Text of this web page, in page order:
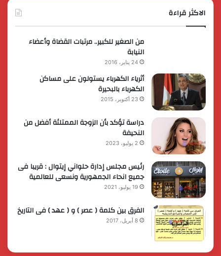
الاكثر قراءة
من الصغير للكبير.. مرتبات القضاة وأعضاء
النيابة
24 يناير، 2016
أثرياء الكهرباء يستولون على مساكن
الكهرباء بالبحيرة
23 أكتوبر، 2015
دراسة تؤكد بأن الزوجة الممتلئة أفضل من
النحيفة
2 يوليو، 2023
رئيس مجلس إدارة حلواني إيتوال : قريبا فى
جميع انحاء الجمهورية ونسعى للعالمية
19 يوليو، 2021
الفرق بين كلمة ( عصر ) و ( عهد ) فى التاريخ
8 أبريل، 2017